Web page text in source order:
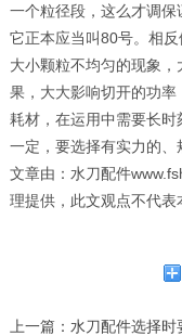
一个粒径段，这么才调
它正本应当叫80号。相
大小颗粒不均匀的现象
果，大大影响切开的功
耗材，在运用中需要长
一定，要选择有实力的、
文章由：水刀配件
理提供，此文观点不代表
上一篇 ：水刀配件选择